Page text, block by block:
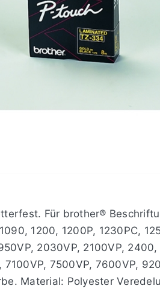
Für brother®
1200, 1200P, 1230PC,
2030VP, 2100VP,
7100VP, 7500VP, 7600VP,
Material: Polyester